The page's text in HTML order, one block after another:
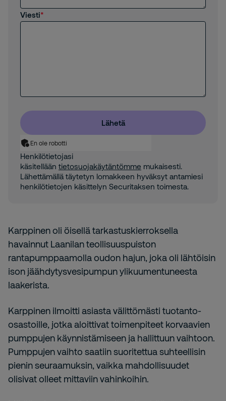
Karppinen oli öisellä tarkastuskierroksella
havainnut Laanilan teollisuuspuiston
rantapumppaamolla oudon hajun, joka oli lähtöisin
ison jäähdytysvesipumpun ylikuumentuneesta
laakerista.
Karppinen ilmoitti asiasta välittömästi tuotanto-
osastoille, jotka aloittivat toimenpiteet korvaavien
pumppujen käynnistämiseen ja hallittuun vaihtoon.
Pumppujen vaihto saatiin suoritettua suhteellisin
pienin seuraamuksin, vaikka mahdollisuudet
olisivat olleet mittaviin vahinkoihin.
Viesti
Lähetä
En ole robotti
Henkilötietojasi
käsitellään tietosuojakäytäntömme mukaisesti.
Lähettämällä täytetyn lomakkeen hyväksyt antamiesi
henkilötietojen käsittelyn Securitaksen toimesta.